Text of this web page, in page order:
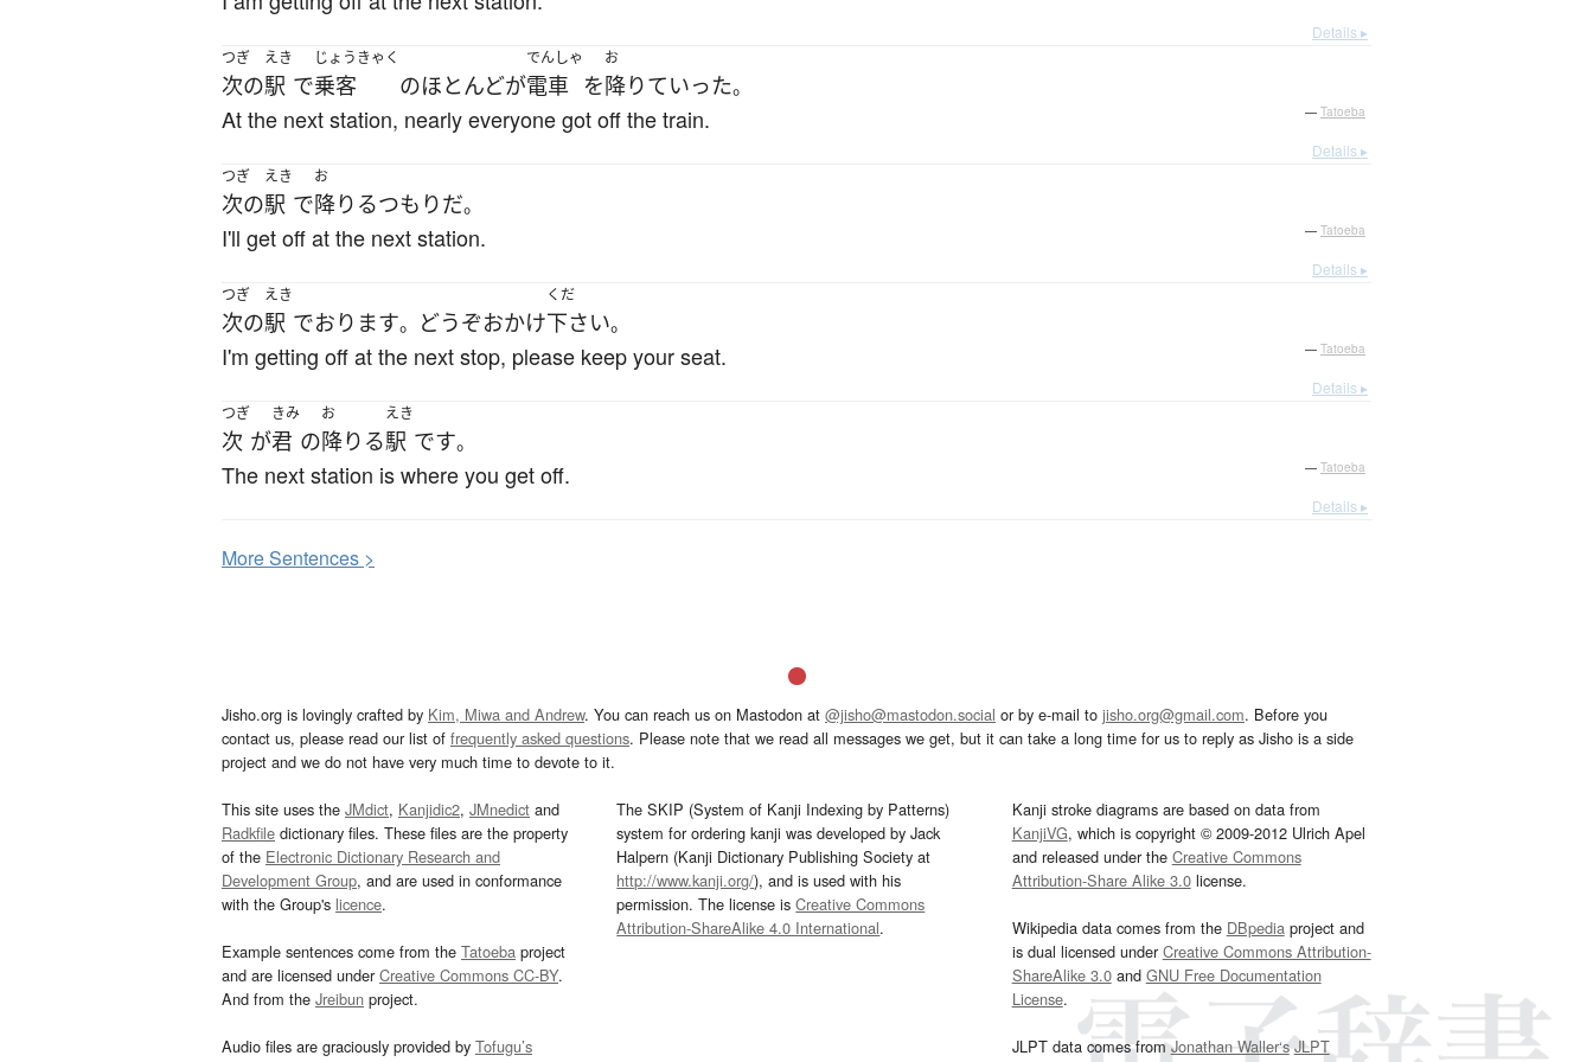
Details ▸
つぎ
次の
えき
駅 で
じょうきゃく
乗客 のほとんどが
でんしゃ
電車 を
お
降りていった。
At the next station, nearly everyone got off the train. — Tatoeba
Details ▸
つぎ
次の
えき
駅 で
お
降りるつもりだ。
I'll get off at the next station. — Tatoeba
Details ▸
つぎ
次の
えき
駅 でおります。 どうぞおかけ
くだ
下さい。
I'm getting off at the next stop, please keep your seat. — Tatoeba
Details ▸
つぎ
次 が
きみ
君 の
お
降りる
えき
駅 です。
The next station is where you get off. — Tatoeba
Details ▸
MoreSentences >
Jisho.org is lovingly crafted by Kim, Miwa and Andrew. You can reach us on Mastodon at @jisho@mastodon.social or by e-mail to jisho.org@gmail.com. Before you
contact us, please read our list of frequently asked questions. Please note that we read all messages we get, but it can take a long time for us to reply as Jisho is a side
project and we do not have very much time to devote to it.
This site uses the JMdict, Kanjidic2, JMnedict and
Radkfile dictionary files. These files are the property
of the Electronic Dictionary Research and
Development Group, and are used in conformance
with the Group's licence.
Example sentences come from the Tatoeba project
and are licensed underCreative Commons CC-BY.
And from the Jreibun project.
Audio files are graciously provided by Tofugu’s
The SKIP (System of Kanji Indexing by Patterns)
system for ordering kanji was developed by Jack
Halpern (Kanji Dictionary Publishing Society at
http://www.kanji.org/), and is used with his
permission. The license isCreative Commons
Attribution-ShareAlike 4.0 International.
Kanji stroke diagrams are based on data from
KanjiVG, which is copyright © 2009-2012 Ulrich Apel
and released under the Creative Commons
Attribution-Share Alike 3.0license.
Wikipedia data comes from the DBpediaproject and
is dual licensed underCreative Commons Attribution-
ShareAlike 3.0and GNU Free Documentation
License.
JLPT data comes fromJonathan Waller‘s JLPT